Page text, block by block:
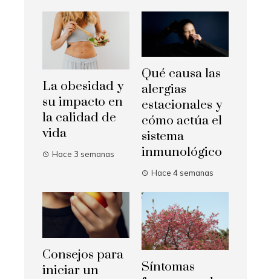
La obesidad y
su impacto en
la calidad de
vida
Hace 3 semanas
Qué causa las
alergias
estacionales y
cómo actúa el
sistema
inmunológico
Hace 4 semanas
Consejos para
iniciar un
Síntomas